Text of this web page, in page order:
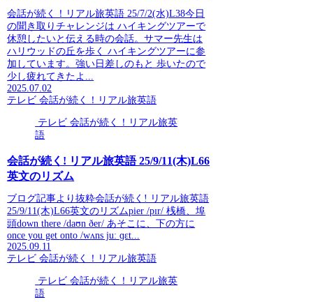
会話が続く！リアル旅英語 25/7/2(水)L38今日
の聞き取りチャレンジは ハイキングツアーで
休憩したいと伝える時の会話。サマー先生は
ハリウッドの丘を歩く ハイキングツアーに参
加しています。強い日差しのもと 歩いたので
少し疲れてきたよ...
2025.07.02
テレビ 会話が続く！リアル旅英語
テレビ 会話が続く！リアル旅英
語
会話が続く! リアル旅英語 25/9/11(木)L66
英文のリズム
ブログ記事より抜粋会話が続く! リアル旅英語
25/9/11(木)L66英文のリズムpier /pɪr/ 桟橋、埠
頭down there /daʊn ðer/ あそこに、下の方に
once you get onto /wʌns juː ɡɛt...
2025.09.11
テレビ 会話が続く！リアル旅英語
テレビ 会話が続く！リアル旅英
語